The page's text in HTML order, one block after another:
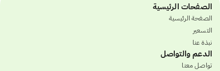
الصفحات الرئيسية
الصفحة الرئيسية
التسعير
نبذة عنا
الدعم والتواصل
تواصل معنا